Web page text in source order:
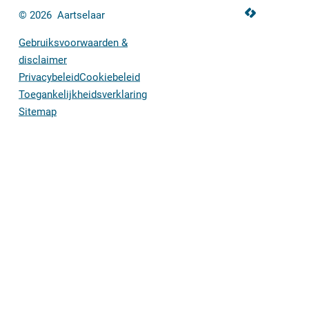
© 2026 Aartselaar
Gebruiksvoorwaarden &
disclaimer
PrivacybeleidCookiebeleid
Toegankelijkheidsverklaring
Sitemap